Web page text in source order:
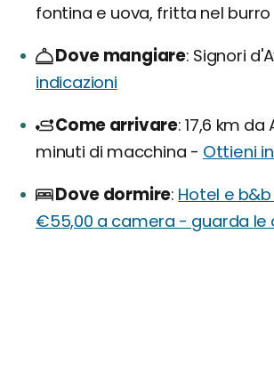
fontina e uova, fritta nel burro
Dove mangiare Signori
indicazioni
Come arrivare 17,6 km da
minuti di macchina - Ottieni
Dove dormire Hotel e
€55,00 a camera - guarda le